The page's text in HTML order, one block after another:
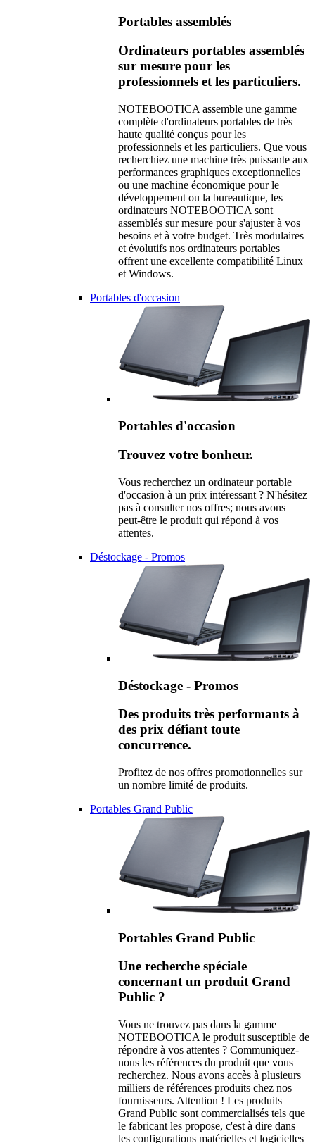
Portables assemblés
Ordinateurs portables assemblés
sur mesure pour les
professionnels et les particuliers.
NOTEBOOTICA assemble une gamme
complète d'ordinateurs portables de très
haute qualité conçus pour les
professionnels et les particuliers. Que vous
recherchiez une machine très puissante aux
performances graphiques exceptionnelles
ou une machine économique pour le
développement ou la bureautique, les
ordinateurs NOTEBOOTICA sont
assemblés sur mesure pour s'ajuster à vos
besoins et à votre budget. Très modulaires
et évolutifs nos ordinateurs portables
offrent une excellente compatibilité Linux
et Windows.
Portables d'occasion
Portables d'occasion
Trouvez votre bonheur.
Vous recherchez un ordinateur portable
d'occasion à un prix intéressant ? N'hésitez
pas à consulter nos offres; nous avons
peut-être le produit qui répond à vos
attentes.
Déstockage - Promos
Déstockage - Promos
Des produits très performants à
des prix défiant toute
concurrence.
Profitez de nos offres promotionnelles sur
un nombre limité de produits.
Portables Grand Public
Portables Grand Public
Une recherche spéciale
concernant un produit Grand
Public ?
Vous ne trouvez pas dans la gamme
NOTEBOOTICA le produit susceptible de
répondre à vos attentes ? Communiquez-
nous les références du produit que vous
recherchez. Nous avons accès à plusieurs
milliers de références produits chez nos
fournisseurs. Attention ! Les produits
Grand Public sont commercialisés tels que
le fabricant les propose, c'est à dire dans
les configurations matérielles et logicielles